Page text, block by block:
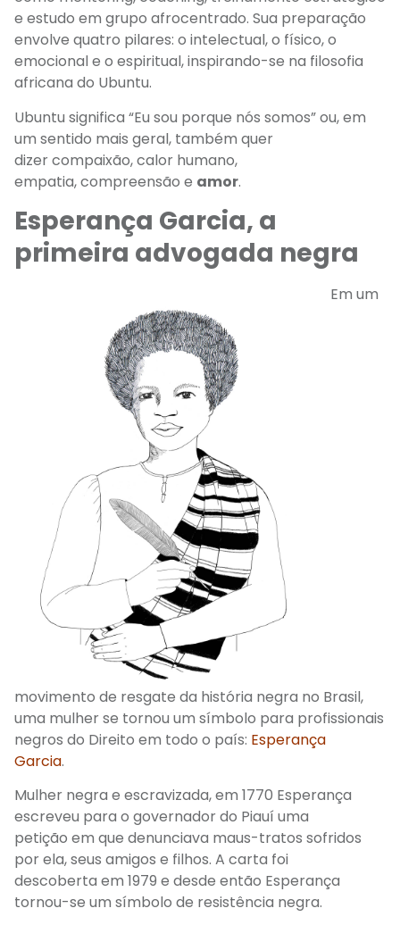
e estudo em grupo afrocentrado. Sua preparação
envolve quatro pilares: o intelectual, o físico, o
emocional e o espiritual, inspirando-se na filosofia
africana do Ubuntu.
Ubuntu significa “Eu sou porque nós somos” ou, em
um sentido mais geral, também quer
dizercompaixão, calor humano,
empatia,compreensão e amor.
Esperança Garcia, a
primeira advogada negra
Em um
movimento de resgate da história negra no Brasil,
uma mulher se tornou um símbolo para profissionais
negros do Direito em todo o país: Esperança
Garcia.
Mulher negra e escravizada, em 1770 Esperança
escreveu para o governador do Piauí uma
petição em que denunciava maus-tratos sofridos
por ela, seus amigos e filhos. A carta foi
descoberta em 1979 e desde então Esperança
tornou-se um símbolo de resistência negra.